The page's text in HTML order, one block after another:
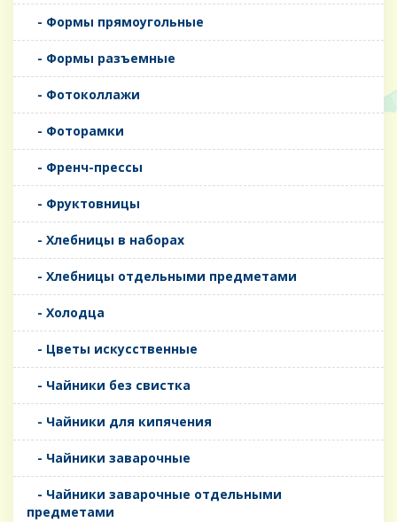
- Формы прямоугольные
- Формы разъемные
- Фотоколлажи
- Фоторамки
- Френч-прессы
- Фруктовницы
- Хлебницы в наборах
- Хлебницы отдельными предметами
- Холодца
- Цветы искусственные
- Чайники без свистка
- Чайники для кипячения
- Чайники заварочные
- Чайники заварочные отдельными
предметами